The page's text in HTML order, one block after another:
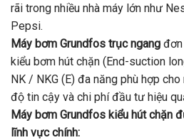
rãi trong nhiều nhà máy lớn như
Pepsi.
Máy bơm Grundfos trục ngang
kiểu bơm hút chặn (End-suction
NK / NKG (E) đa năng phù hợp
độ tin cậy và chi phí đầu tư hiệu
Máy bơm Grundfos kiểu hút chặn
lĩnh vực chính: